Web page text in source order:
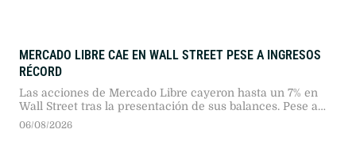
MERCADO LIBRE CAE EN WALL STREET PESE A INGRESOS
RÉCORD
Las acciones de Mercado Libre cayeron hasta un 7% en
Wall Street tras la presentación de sus balances. Pese a
superar por primera vez los 10.000 millones de dólares en
06/08/2026